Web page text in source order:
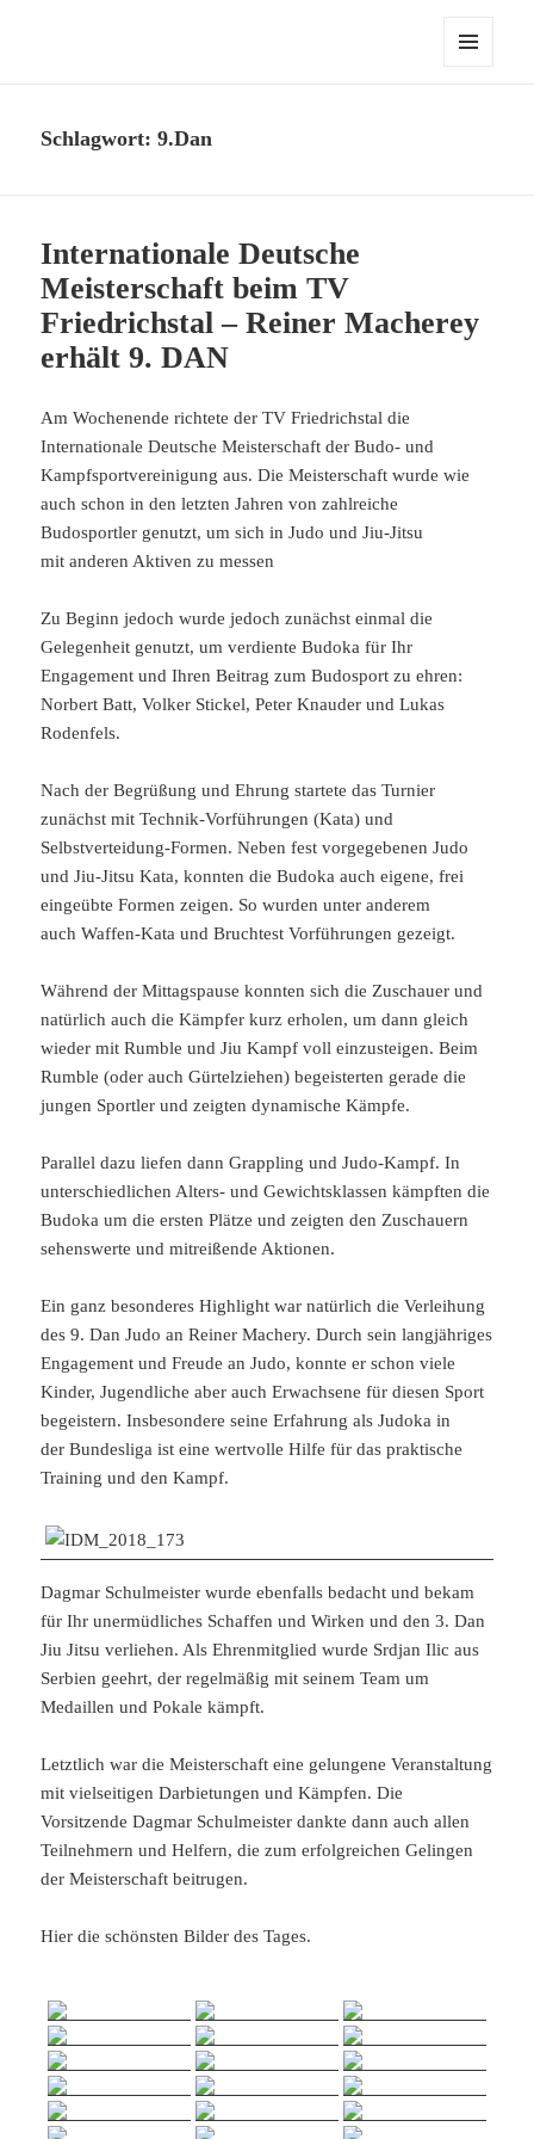
Schlagwort:9.Dan
Internationale Deutsche
Meisterschaft beim TV
Friedrichstal – Reiner Macherey
erhält 9. DAN
Am Wochenende richtete der TV Friedrichstal die
Internationale Deutsche Meisterschaft der Budo- und
Kampfsportvereinigung aus. Die Meisterschaft wurde wie
auch schon in den letzten Jahren von zahlreiche
Budosportler genutzt, um sich in Judo und Jiu-Jitsu
mit anderen Aktiven zu messen
Zu Beginn jedoch wurde jedoch zunächst einmal die
Gelegenheit genutzt, um verdiente Budoka für Ihr
Engagement und Ihren Beitrag zum Budosport zu ehren:
Norbert Batt, Volker Stickel, Peter Knauder und Lukas
Rodenfels.
Nach der Begrüßung und Ehrung startete das Turnier
zunächst mit Technik-Vorführungen (Kata) und
Selbstverteidung-Formen. Neben fest vorgegebenen Judo
und Jiu-Jitsu Kata, konnten die Budoka auch eigene, frei
eingeübte Formen zeigen. So wurden unter anderem
auch Waffen-Kata und Bruchtest Vorführungen gezeigt.
Während der Mittagspause konnten sich die Zuschauer und
natürlich auch die Kämpfer kurz erholen, um dann gleich
wieder mit Rumble und Jiu Kampf voll einzusteigen. Beim
Rumble (oder auch Gürtelziehen) begeisterten gerade die
jungen Sportler und zeigten dynamische Kämpfe.
Parallel dazu liefen dann Grappling und Judo-Kampf. In
unterschiedlichen Alters- und Gewichtsklassen kämpften die
Budoka um die ersten Plätze und zeigten den Zuschauern
sehenswerte und mitreißende Aktionen.
Ein ganz besonderes Highlight war natürlich die Verleihung
des 9. Dan Judo an Reiner Machery. Durch sein langjähriges
Engagement und Freude an Judo, konnte er schon viele
Kinder, Jugendliche aber auch Erwachsene für diesen Sport
begeistern. Insbesondere seine Erfahrung als Judoka in
der Bundesliga ist eine wertvolle Hilfe für das praktische
Training und den Kampf.
Dagmar Schulmeister wurde ebenfalls bedacht und bekam
für Ihr unermüdliches Schaffen und Wirken und den 3. Dan
Jiu Jitsu verliehen. Als Ehrenmitglied wurde Srdjan Ilic aus
Serbien geehrt, der regelmäßig mit seinem Team um
Medaillen und Pokale kämpft.
Letztlich war die Meisterschaft eine gelungene Veranstaltung
mit vielseitigen Darbietungen und Kämpfen. Die
Vorsitzende Dagmar Schulmeister dankte dann auch allen
Teilnehmern und Helfern, die zum erfolgreichen Gelingen
der Meisterschaft beitrugen.
Hier die schönsten Bilder des Tages.